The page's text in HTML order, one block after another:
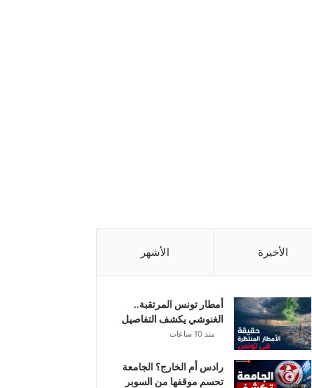
الأخيرة الأشهر
أمطار تونس المرتقبة..
الغنوشي يكشف التفاصيل
منذ 10 ساعات
رادس أم الخارج؟ الجامعة
تحسم موقفها من السوبر